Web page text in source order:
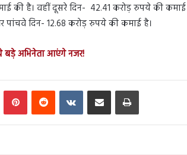
की है। वहीं दूसरे दिन- 42.41 करोड़ रुपये की कमाई
दिन- 12.68 करोड़ रुपये की कमाई है।
बड़े अभिनेता आएंगे नजर!
PinterestReddit VKontakteShare via Email Print